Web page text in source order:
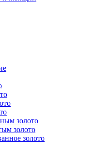
золото
золото
золото